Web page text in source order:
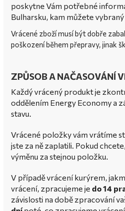
poskytne Vám potřebné
Bulharsku, kam můžete
Vrácené zboží musí být dobře
poškození během přepravy, jinak
ZPŮSOB A NAČASOVÁNÍ
Každý vrácený produkt je
oddělením Energy Economy a
stavu.
Vrácené položky vám vrátíme
jste za ně zaplatili. Pokud
výměnu za stejnou položku.
V případě vrácení kurýrem,
vrácení, zpracujeme je do 14
závislosti na době zpracování